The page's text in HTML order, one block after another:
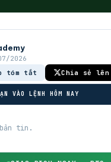
2026
tóm tắt Chia sẻ lên
VÀO LỆNH HÔM NAY
tin.